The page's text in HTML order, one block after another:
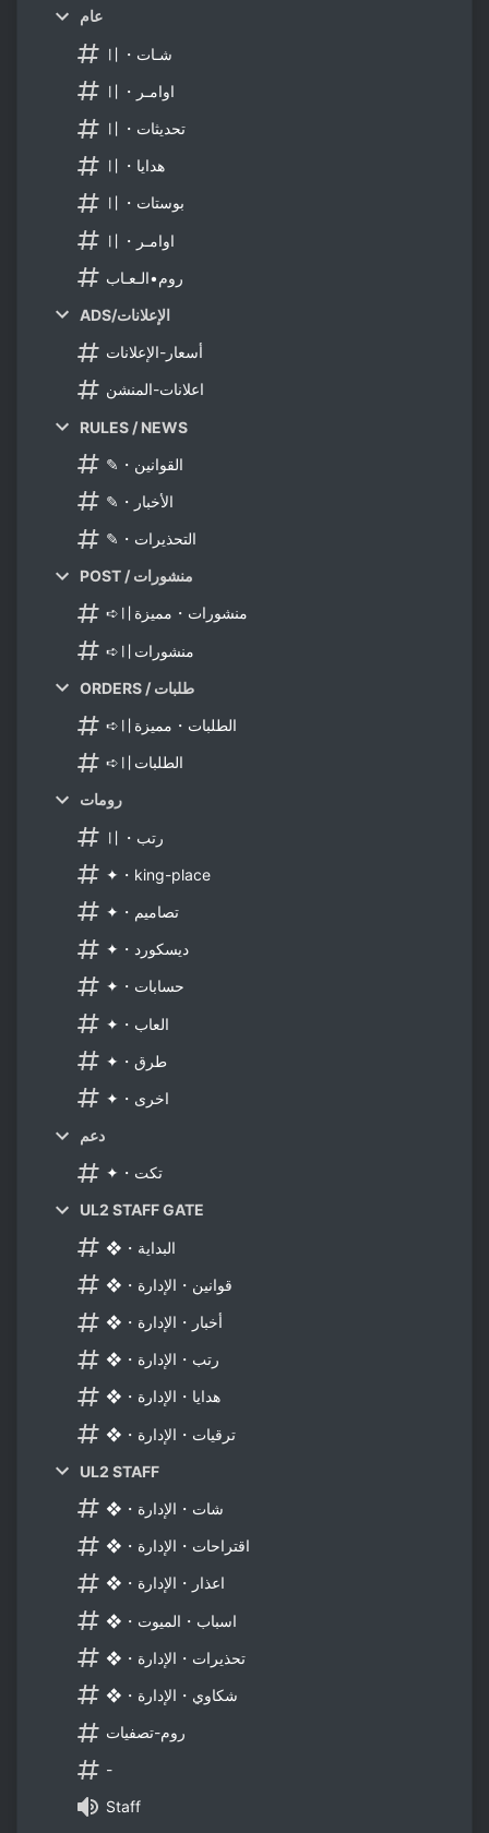
عام
〢・شـات
〢・اوامـر
〢・تحديثات
〢・هدايا
〢・بوستات
〢・اوامـر
روم•الـعـاب
ADS/الإعلانات
أسعار-الإعلانات
اعلانات-المنشن
RULES / NEWS
✎・القوانين
✎・الأخبار
✎・التحذيرات
POST / منشورات
➪〢منشورات・مميزة
➪〢منشورات
ORDERS / طلبات
➪〢الطلبات・مميزة
➪〢الطلبات
رومات
〢・رتب
✦・king-place
✦・تصاميم
✦・ديسكورد
✦・حسابات
✦・العاب
✦・طرق
✦・اخرى
دعم
✦・تكت
UL2 STAFF GATE
❖・البداية
❖・قوانين・الإدارة
❖・أخبار・الإدارة
❖・رتب・الإدارة
❖・هدايا・الإدارة
❖・ترقيات・الإدارة
UL2 STAFF
❖・شات・الإدارة
❖・اقتراحات・الإدارة
❖・اعذار・الإدارة
❖・اسباب・الميوت
❖・تحذيرات・الإدارة
❖・شكاوي・الإدارة
روم-تصفيات
-
Staff